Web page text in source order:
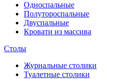
Односпальные
Полутороспальные
Двуспальные
Кровати из массива
Столы
Журнальные столики
Туалетные столики